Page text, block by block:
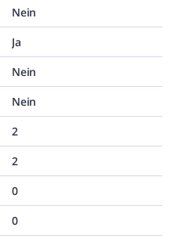
Nein
Ja
Nein
Nein
2
2
0
0